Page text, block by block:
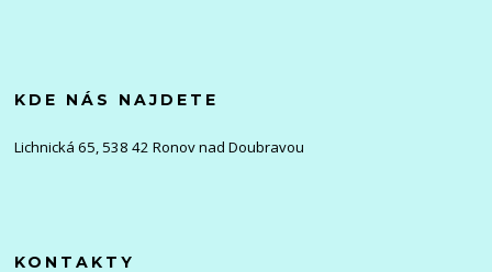
KDE NÁS NAJDETE
Lichnická 65, 538 42 Ronov nad Doubravou
KONTAKTY